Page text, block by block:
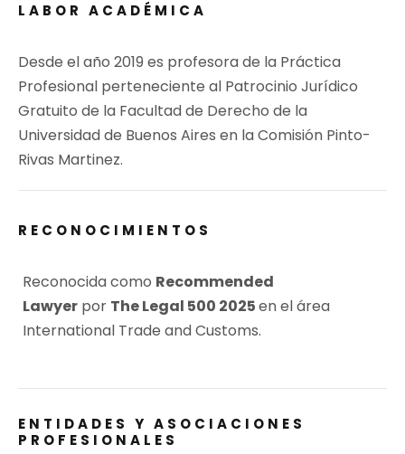
LABOR ACADÉMICA
Desde el año 2019 es profesora de la Práctica
Profesional perteneciente al Patrocinio Jurídico
Gratuito de la Facultad de Derecho de la
Universidad de Buenos Aires en la Comisión Pinto-
Rivas Martinez.
RECONOCIMIENTOS
Reconocida como Recommended
Lawyer por The Legal 500 2025en el área
International Trade and Customs.
ENTIDADES Y ASOCIACIONES
PROFESIONALES